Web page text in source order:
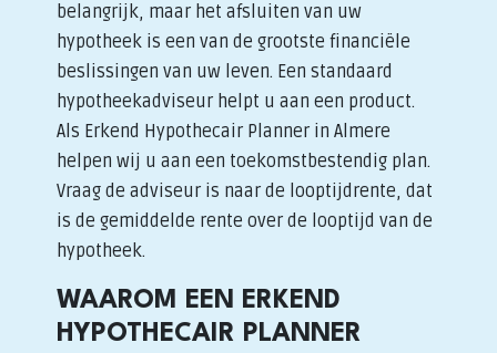
belangrijk, maar het afsluiten van uw
hypotheek is een van de grootste financiële
beslissingen van uw leven. Een standaard
hypotheekadviseur helpt u aan een product.
Als Erkend Hypothecair Planner in Almere
helpen wij u aan een toekomstbestendig plan.
Vraag de adviseur is naar de looptijdrente, dat
is de gemiddelde rente over de looptijd van de
hypotheek.
WAAROM EEN ERKEND
HYPOTHECAIR PLANNER